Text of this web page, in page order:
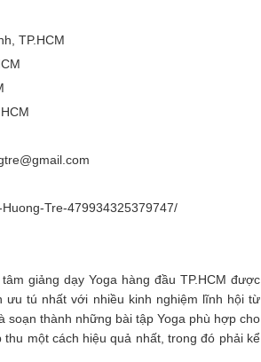
TP.HCM
Tre-479934325379747/
giảng dạy Yoga hàng đầu TP.HCM được
ưu tú nhất với nhiều kinh nghiệm lĩnh hội từ
thành những bài tập Yoga phù hợp cho
một cách hiệu quả nhất, trong đó phải kể